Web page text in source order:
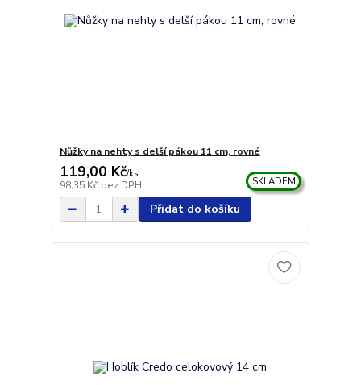
Nůžky na nehty s delší pákou 11 cm, rovné
119,00 Kč/ks
98,35 Kč bez DPH SKLADEM
Přidat do košíku